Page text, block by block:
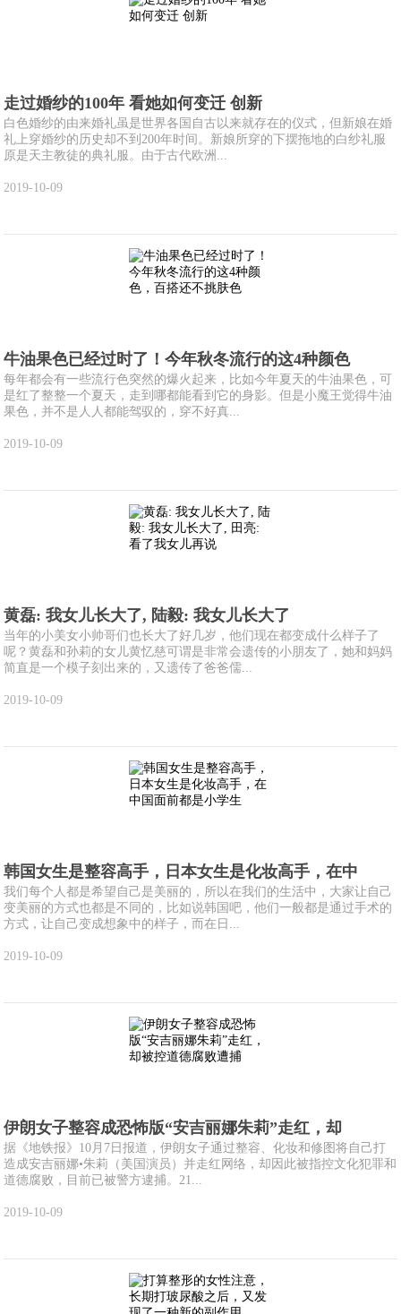
走过婚纱的100年 看她如何变迁 创新
白色婚纱的由来婚礼虽是世界各国自古以来就存在的仪式，但新娘在婚
礼上穿婚纱的历史却不到200年时间。新娘所穿的下摆拖地的白纱礼服
原是天主教徒的典礼服。由于古代欧洲...
2019-10-09
牛油果色已经过时了！今年秋冬流行的这4种颜色
每年都会有一些流行色突然的爆火起来，比如今年夏天的牛油果色，可
是红了整整一个夏天，走到哪都能看到它的身影。但是小魔王觉得牛油
果色，并不是人人都能驾驭的，穿不好真...
2019-10-09
黄磊: 我女儿长大了, 陆毅: 我女儿长大了
当年的小美女小帅哥们也长大了好几岁，他们现在都变成什么样子了
呢？黄磊和孙莉的女儿黄忆慈可谓是非常会遗传的小朋友了，她和妈妈
简直是一个模子刻出来的，又遗传了爸爸儒...
2019-10-09
韩国女生是整容高手，日本女生是化妆高手，在中
我们每个人都是希望自己是美丽的，所以在我们的生活中，大家让自己
变美丽的方式也都是不同的，比如说韩国吧，他们一般都是通过手术的
方式，让自己变成想象中的样子，而在日...
2019-10-09
伊朗女子整容成恐怖版“安吉丽娜朱莉”走红，却
据《地铁报》10月7日报道，伊朗女子通过整容、化妆和修图将自己打
造成安吉丽娜•朱莉（美国演员）并走红网络，却因此被指控文化犯罪和
道德腐败，目前已被警方逮捕。21...
2019-10-09